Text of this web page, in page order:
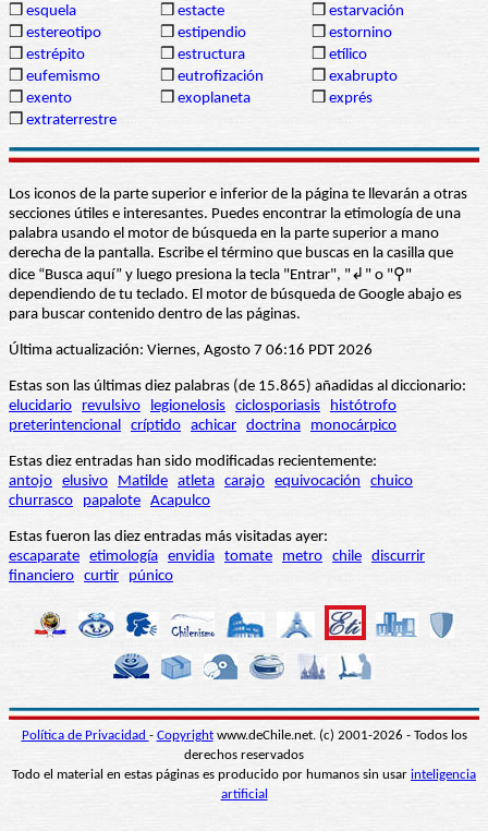
❒ esquela ❒ estacte ❒ estarvación
❒ estereotipo ❒ estipendio ❒ estornino
❒ estrépito ❒ estructura ❒ etílico
❒ eufemismo ❒ eutrofización ❒ exabrupto
❒ exento ❒ exoplaneta ❒ exprés
❒ extraterrestre
Los iconos de la parte superior e inferior de la página te llevarán a otras
secciones útiles e interesantes. Puedes encontrar la etimología de una
palabra usando el motor de búsqueda en la parte superior a mano
derecha de la pantalla. Escribe el término que buscas en la casilla que
dice “Busca aquí” y luego presiona la tecla "Entrar", "↲" o "⚲"
dependiendo de tu teclado. El motor de búsqueda de Google abajo es
para buscar contenido dentro de las páginas.
Última actualización: Viernes, Agosto 7 06:16 PDT 2026
Estas son las últimas diez palabras (de 15.865) añadidas al diccionario:
elucidario
revulsivo legionelosis ciclosporiasis
histótrofo
preterintencional críptido achicar doctrina monocárpico
Estas diez entradas han sido modificadas recientemente:
antojo elusivo Matilde atleta carajo equivocación
chuico
churrasco
papalote Acapulco
Estas fueron las diez entradas más visitadas ayer:
escaparate etimología envidia tomate metro chile discurrir
financiero curtir púnico
Política de Privacidad - Copyrightwww.deChile.net. (c) 2001-2026 - Todos los
derechos reservados
Todo el material en estas páginas es producido por humanos sin usar inteligencia
artificial